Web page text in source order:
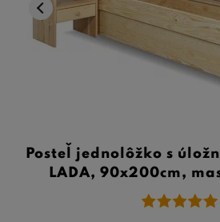
Posteľ jednolôžko s
LADA, 90x200cm,